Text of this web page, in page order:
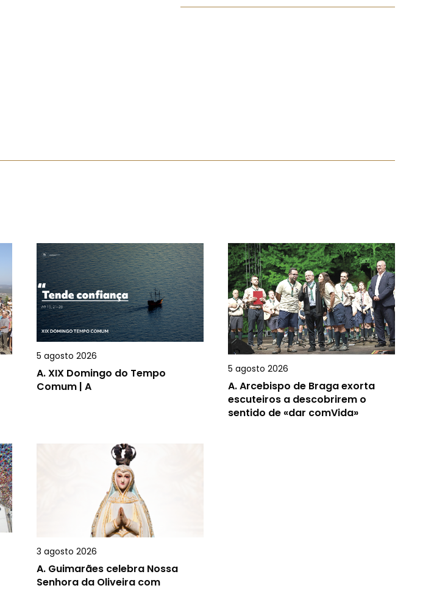
5 agosto 2026
A.XIX Domingo do Tempo
Comum | A
5 agosto 2026
A.Arcebispo de Braga exorta
escuteiros a descobrirem o
sentido de «dar comVida»
3 agosto 2026
A. Guimarães celebra Nossa
Senhora da Oliveira com